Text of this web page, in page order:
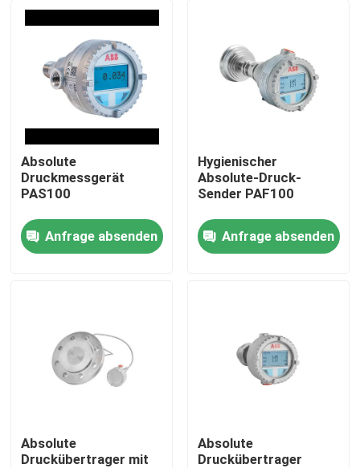
Produkte
Videos
Über uns
Qualitätskontrolle
Referenzen
Psa-Sauerstoff-Generator
Absolute
Druckmessgerät
PAS100
Anfrage absenden
Hygienischer
Absolute-Druck-
Sender PAF100
Anfrage absenden
Absolute
Druckübertrager mit
Absolute
Druckübertrager